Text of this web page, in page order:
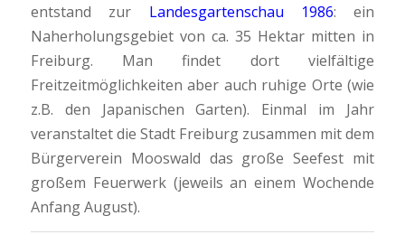
entstand zur Landesgartenschau 1986: ein
Naherholungsgebiet von ca. 35 Hektar mitten in
Freiburg. Man findet dort vielfältige
Freitzeitmöglichkeiten aber auch ruhige Orte (wie
z.B. den Japanischen Garten). Einmal im Jahr
veranstaltet die Stadt Freiburg zusammen mit dem
Bürgerverein Mooswald das große Seefest mit
großem Feuerwerk (jeweils an einem Wochende
Anfang August).